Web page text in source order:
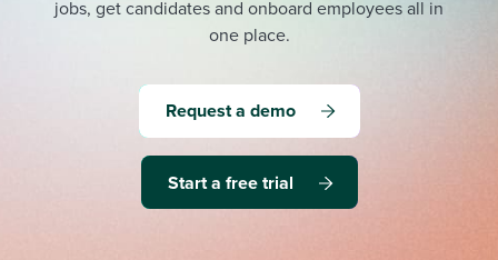
jobs, get candidates and onboard employees all in
one place.
Request a demo
Start a free trial